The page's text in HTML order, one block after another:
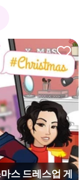
스 드레스업 게